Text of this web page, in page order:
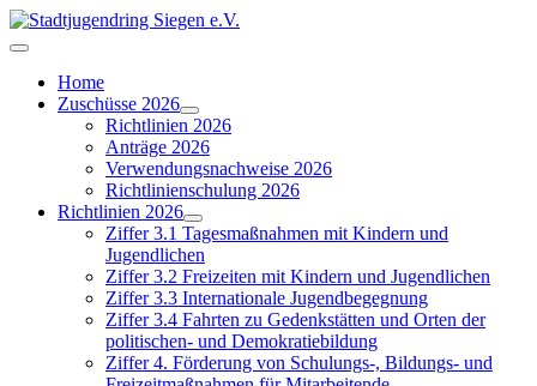
Home
Zuschüsse 2026
Richtlinien 2026
Anträge 2026
Verwendungsnachweise 2026
Richtlinienschulung 2026
Richtlinien 2026
Ziffer 3.1 Tagesmaßnahmen mit Kindern und
Jugendlichen
Ziffer 3.2 Freizeiten mit Kindern und Jugendlichen
Ziffer 3.3 Internationale Jugendbegegnung
Ziffer 3.4 Fahrten zu Gedenkstätten und Orten der
politischen- und Demokratiebildung
Ziffer 4. Förderung von Schulungs-, Bildungs- und